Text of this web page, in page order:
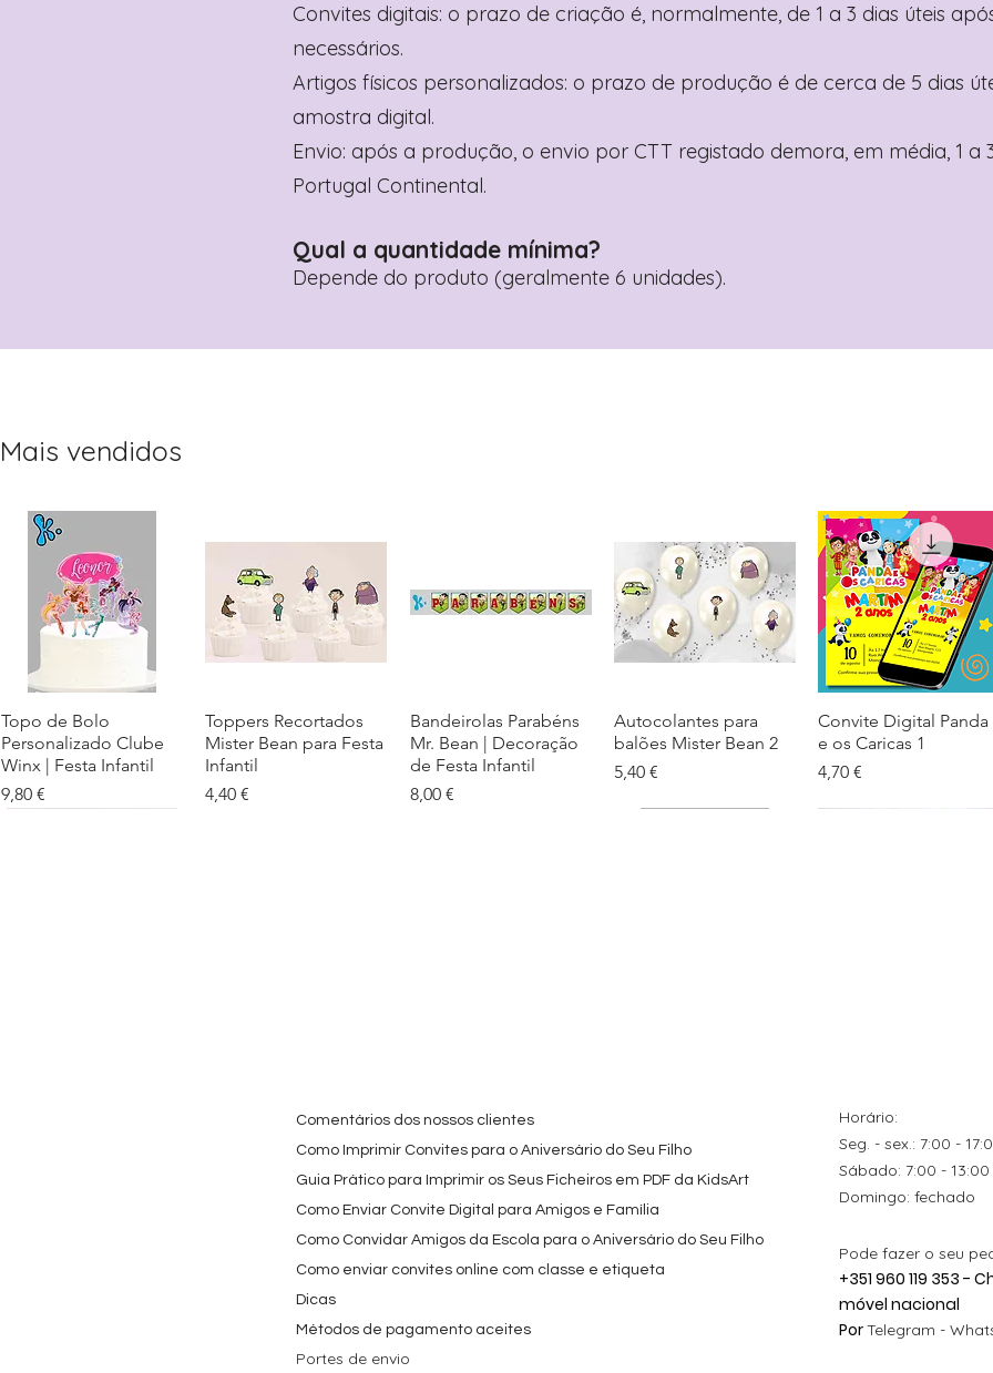
Convites digitais: o prazo de criação é, normalmente, de 1 a 3 dias úteis
necessários.
Artigos físicos personalizados: o prazo de produção é de cerca de 5 dias
amostra digital.
Envio: após a produção, o envio por CTT registado demora, em média, 1 a
Portugal Continental.
Qual a quantidade mínima?
Depende do produto (geralmente 6 unidades).
Mais vendidos
Visualização rápida
Topo de Bolo
Personalizado Clube
Winx | Festa Infantil
Preço
9,80 €
Visualização rápida
Toppers Recortados
Mister Bean para Festa
Infantil
Preço
4,40 €
Visualização rápida
Bandeirolas Parabéns
Mr. Bean | Decoração
de Festa Infantil
Preço
8,00 €
Visualização rápida
Autocolantes para
balões Mister Bean 2
Preço
5,40 €
Visualização rápida
Convite Digital Panda
e os Caricas 1
Preço
4,70 €
Preço
4,40 €
Comentários dos nossos clientes
Como Imprimir Convites para o Aniversário do Seu Filho
Guia Prático para Imprimir os Seus Ficheiros em PDF da KidsArt
Como Enviar Convite Digital para Amigos e Família
Como Convidar Amigos da Escola para o Aniversário do Seu Filho
Como enviar convites online com classe e etiqueta
Dicas
Métodos de pagamento aceites
Portes de envio
Horário:
Seg. - sex.: 7:00 -
​​Sábado: 7:00 - 13:00
​Domingo: fechado
Pode fazer o seu
+351 960 119 353 -
móvel nacional
PorTelegram -